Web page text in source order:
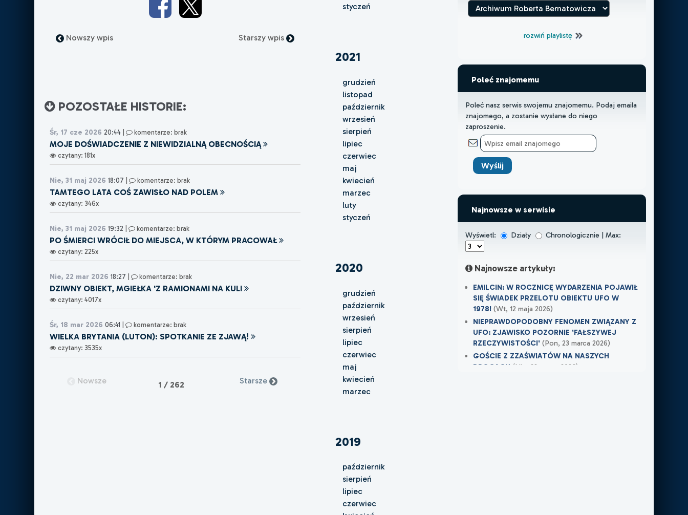
Nowszy wpis Starszy wpis
POZOSTAŁE HISTORIE:
Śr, 17 cze 2026 20:44 | komentarze: brak
MOJE DOŚWIADCZENIE Z NIEWIDZIALNĄ OBECNOŚCIĄ
czytany: 181x
Nie, 31 maj 2026 18:07 | komentarze: brak
TAMTEGO LATA COŚ ZAWISŁO NAD POLEM
czytany: 346x
Nie, 31 maj 2026 19:32 | komentarze: brak
PO ŚMIERCI WRÓCIŁ DO MIEJSCA, W KTÓRYM PRACOWAŁ
czytany: 225x
Nie, 22 mar 2026 18:27 | komentarze: brak
DZIWNY OBIEKT, MGIEŁKA 'Z RAMIONAMI NA KULI
czytany: 4017x
Śr, 18 mar 2026 06:41 | komentarze: brak
WIELKA BRYTANIA (LUTON): SPOTKANIE ZE ZJAWĄ!
czytany: 3535x
Nowsze 1 / 262 Starsze
styczeń
2021
grudzień
listopad
październik
wrzesień
sierpień
lipiec
czerwiec
maj
kwiecień
marzec
luty
styczeń
2020
grudzień
październik
wrzesień
sierpień
lipiec
czerwiec
maj
kwiecień
marzec
2019
październik
sierpień
lipiec
czerwiec
rozwiń playlistę
Poleć znajomemu
Poleć nasz serwis swojemu znajomemu. Podaj emaila
znajomego, a zostanie wysłane do niego
zaproszenie.
Najnowsze w serwisie
Wyświetl: Działy Chronologicznie | Max:
Najnowsze artykuły:
EMILCIN: W ROCZNICĘ WYDARZENIA POJAWIŁ
SIĘ ŚWIADEK PRZELOTU OBIEKTU UFO W
1978!(Wt, 12 maja 2026)
NIEPRAWDOPODOBNY FENOMEN ZWIĄZANY Z
UFO: ZJAWISKO POZORNIE 'FAŁSZYWEJ
RZECZYWISTOŚCI'(Pon, 23 marca 2026)
GOŚCIE Z ZZAŚWIATÓW NA NASZYCH
DROGACH (Nie, 22 marca 2026)